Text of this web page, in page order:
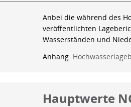
Anbei die während des
veröffentlichten
Wasserständen und
Anhang:
Hauptwerte